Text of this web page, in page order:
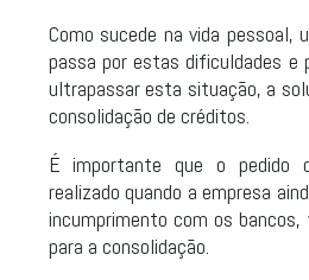
Como sucede na vida pessoal,
passa por estas dificuldades e
ultrapassar esta situação, a
consolidação de créditos.
É importante que o pedido
realizado quando a empresa
incumprimento com os
para a consolidação.